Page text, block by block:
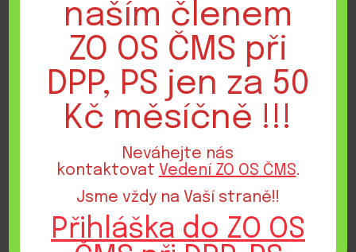
DOMÁCÍ
Odmítáme zúžení výběru
náročných profesí pro předčasný
odchod do starobního důchodu!
ADMIN
naším členem
ZO OS ČMS při
DPP, PS jen za 50
Kč měsíčně !!!
Neváhejte nás
kontaktovat Vedení ZO OS ČMS.
Jsme vždy na Vaší straně!!
Přihláška do ZO OS